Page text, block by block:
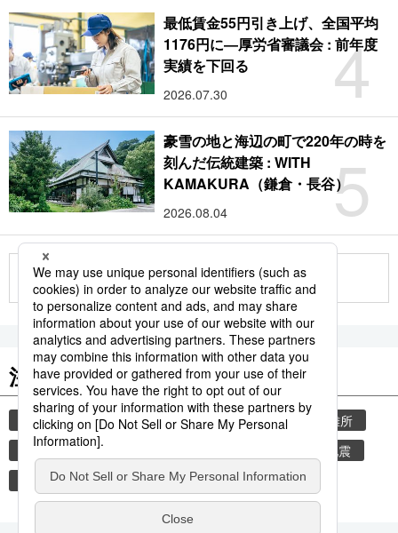
4
最低賃金55円引き上げ、全国平均
1176円に―厚労省審議会 : 前年度
実績を下回る
2026.07.30
5
豪雪の地と海辺の町で220年の時を
刻んだ伝統建築 : WITH
KAMAKURA（鎌倉・長谷）
2026.08.04
もっと見る
注目のキーワード
共同通信ニュース 気象・災害 災害
避難所
自然災害
熊本地震